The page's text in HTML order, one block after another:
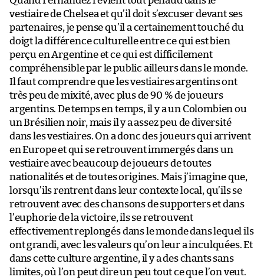
vestiaire de Chelsea et qu’il doit s’excuser devant ses
partenaires, je pense qu’il a certainement touché du
doigt la différence culturelle entre ce qui est bien
perçu en Argentine et ce qui est difficilement
compréhensible par le public ailleurs dans le monde.
Il faut comprendre que les vestiaires argentins ont
très peu de mixité, avec plus de 90 % de joueurs
argentins. De temps en temps, il y a un Colombien ou
un Brésilien noir, mais il y a assez peu de diversité
dans les vestiaires. On a donc des joueurs qui arrivent
en Europe et qui se retrouvent immergés dans un
vestiaire avec beaucoup de joueurs de toutes
nationalités et de toutes origines. Mais j’imagine que,
lorsqu’ils rentrent dans leur contexte local, qu’ils se
retrouvent avec des chansons de supporters et dans
l’euphorie de la victoire, ils se retrouvent
effectivement replongés dans le monde dans lequel ils
ont grandi, avec les valeurs qu’on leur a inculquées. Et
dans cette culture argentine, il y a des chants sans
limites, où l’on peut dire un peu tout ce que l’on veut.